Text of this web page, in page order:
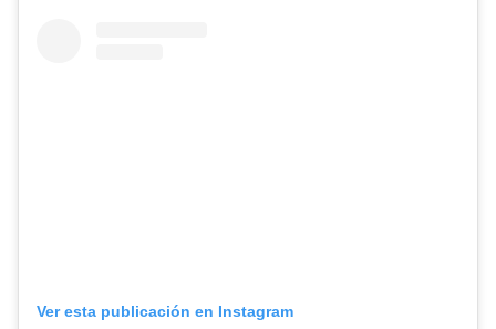
Ver esta publicación en Instagram